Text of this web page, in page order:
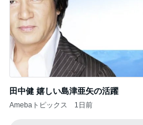
田中健 嬉しい島津亜矢の活躍
Amebaトピックス 1日前